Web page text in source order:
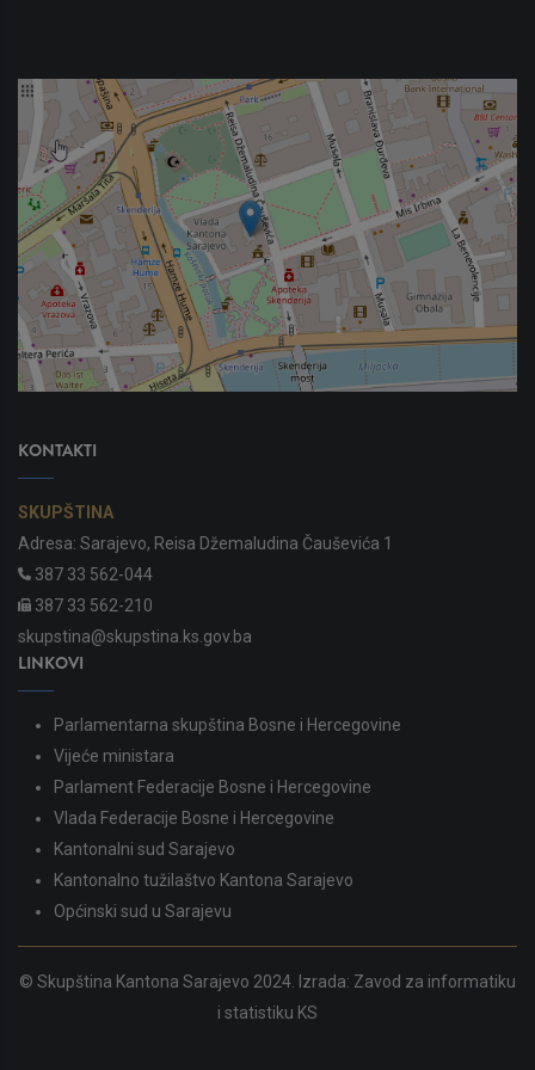
KONTAKTI
SKUPŠTINA
Adresa: Sarajevo, Reisa Džemaludina Čauševića 1
387 33 562-044
387 33 562-210
skupstina@skupstina.ks.gov.ba
LINKOVI
Parlamentarna skupština Bosne i Hercegovine
Vijeće ministara
Parlament Federacije Bosne i Hercegovine
Vlada Federacije Bosne i Hercegovine
Kantonalni sud Sarajevo
Kantonalno tužilaštvo Kantona Sarajevo
Općinski sud u Sarajevu
© Skupština Kantona Sarajevo 2024. Izrada: Zavod za informatiku
i statistiku KS